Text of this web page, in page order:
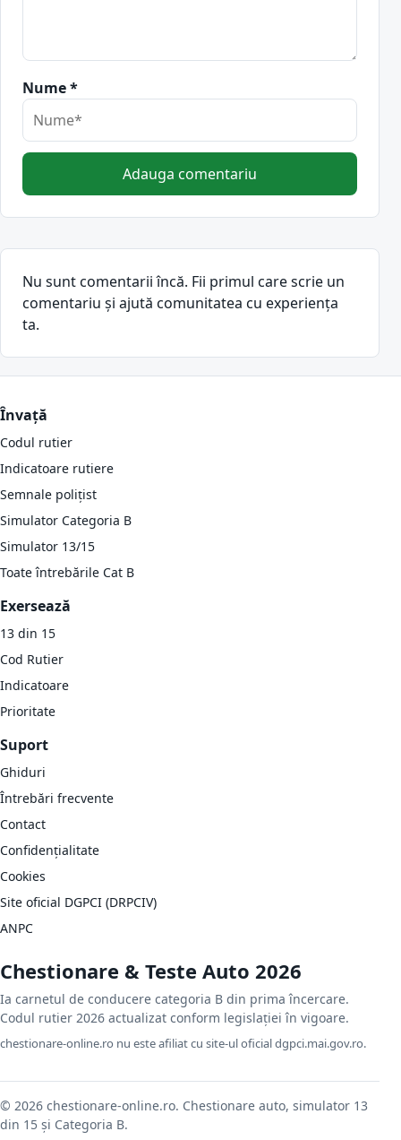
Nume *
Adauga comentariu
Nu sunt comentarii încă. Fii primul care scrie un
comentariu și ajută comunitatea cu experiența
ta.
Învață
Codul rutier
Indicatoare rutiere
Semnale polițist
Simulator Categoria B
Simulator 13/15
Toate întrebările Cat B
Exersează
13 din 15
Cod Rutier
Indicatoare
Prioritate
Suport
Ghiduri
Întrebări frecvente
Contact
Confidențialitate
Cookies
Site oficial DGPCI (DRPCIV)
ANPC
Chestionare & Teste Auto 2026
Ia carnetul de conducere categoria B din prima încercare.
Codul rutier 2026 actualizat conform legislației în vigoare.
chestionare-online.ro nu este afiliat cu site-ul oficial dgpci.mai.gov.ro.
© 2026 chestionare-online.ro. Chestionare auto, simulator 13
din 15 și Categoria B.